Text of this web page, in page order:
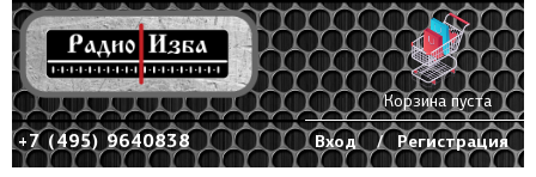
+7 (495) 9640838 Вход / Регистрация
Корзина пуста